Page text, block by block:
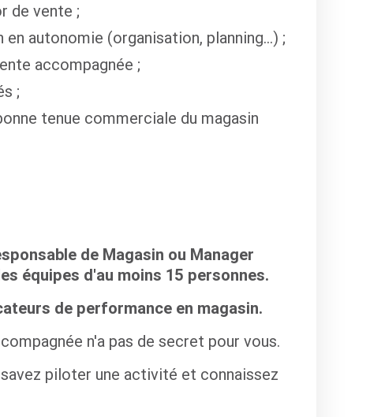
de vente ;
autonomie (organisation, planning…) ;
accompagnée ;
;
tenue commerciale du magasin
de Magasin ou Manager
équipes d'au moins 15 personnes.
de performance en magasin.
n'a pas de secret pour vous.
piloter une activité et connaissez